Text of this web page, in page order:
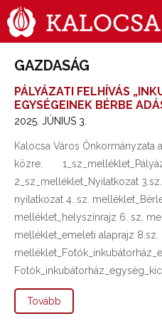
GAZDASÁG
PÁLYÁZATI FELHÍVÁS
EGYSÉGEINEK BÉRBE
2025. JÚNIUS 3.
Kalocsa Város Önkormányzata
közre.
2_sz_melléklet_Nyilatkozat
nyilatkozat 4. sz.
melléklet_helyszínrajz 6. sz.
melléklet_emeleti alaprajz 8.sz.
Tovább